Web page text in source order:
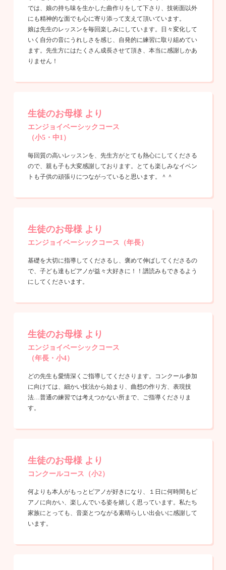
では、娘の持ち味を生かした曲作りをして下さり、技術面以外
にも精神的な面でも心に寄り添って支えて頂いています。
娘は先生のレッスンを毎回楽しみにしています。日々変化して
いく自分の音にうれしさを感じ、自発的に練習に取り組めてい
ます。先生方にはたくさん成長させて頂き、本当に感謝しかあ
りません！
生徒のお母様 より
エンジョイベーシックコース
（小5・中1）
毎回質の高いレッスンを、先生方がとても熱心にしてくださる
ので、親も子も大変感謝しております。とても楽しみなイベン
トも子供の頑張りにつながっていると思います。＾＾
生徒のお母様 より
エンジョイベーシックコース（年長）
基礎を大切に指導してくださるし、褒めて伸ばしてくださるの
で、子ども達もピアノが益々大好きに！！譜読みもできるよう
にしてくださいます。
生徒のお母様 より
エンジョイベーシックコース
（年長・小4）
どの先生も愛情深くご指導してくださります。コンクール参加
に向けては、細かい技法から始まり、曲想の作り方、表現技
法…普通の練習では考えつかない所まで、ご指導くださりま
す。
生徒のお母様 より
コンクールコース（小2）
何よりも本人がもっとピアノが好きになり、１日に何時間もピ
アノに向かい、楽しんでいる姿を嬉しく思っています。私たち
家族にとっても、音楽とつながる素晴らしい出会いに感謝して
います。